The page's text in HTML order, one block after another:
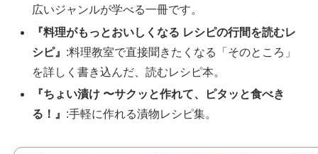
広いジャンルが学べる一冊です。
『料理がもっとおいしくなる レシピの行間を読むレ
シピ』 :料理教室で直接聞きたくなる「そのところ」
を詳しく書き込んだ、読むレシピ本。
『ちょい漬け 〜サクッと作れて、ピタッと食べき
る！』 :手軽に作れる漬物レシピ集。